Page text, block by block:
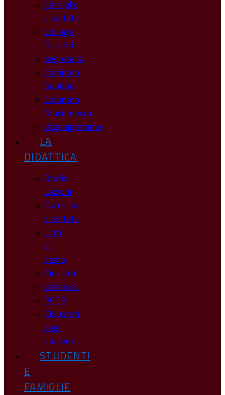
Consiglio
d’Istituto
Collegio
Docenti
Segreteria
Comitato
Genitori
Comitato
Studentesco
Organigramma
LA
DIDATTICA
Orario
Lezioni
Curricolo
d’Istituto
Libri
di
Testo
Circolari
Calendari
PCTO
Elaborati
degli
studenti
STUDENTI
E
FAMIGLIE